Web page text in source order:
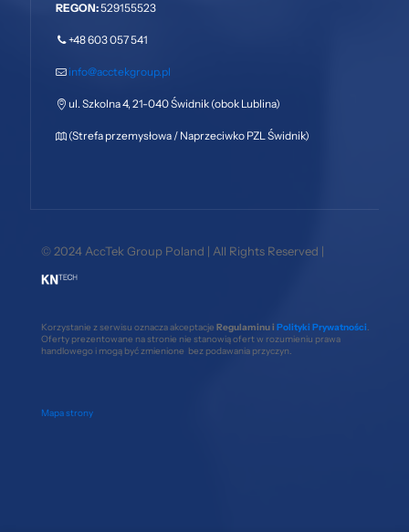
REGON:529155523
+48 603 057 541
info@acctekgroup.pl
ul. Szkolna 4, 21-040 Świdnik (obok Lublina)
(Strefa przemysłowa / Naprzeciwko PZL Świdnik)
© 2024 AccTek Group Poland | All Rights Reserved |
Korzystanie z serwisu oznacza akceptacje Regulaminu i Polityki Prywatności
Oferty prezentowane na stronie nie stanowią ofert w rozumieniu prawa
handlowego i mogą być zmienione bez podawania przyczyn.
Mapa strony